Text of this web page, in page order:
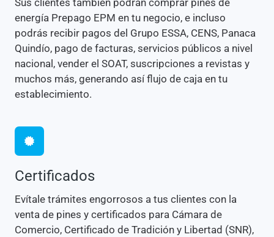
Sus clientes también podrán comprar pines de
energía Prepago EPM en tu negocio, e incluso
podrás recibir pagos del Grupo ESSA, CENS, Panaca
Quindío, pago de facturas, servicios públicos a nivel
nacional, vender el SOAT, suscripciones a revistas y
muchos más, generando así flujo de caja en tu
establecimiento.
Certificados
Evítale trámites engorrosos a tus clientes con la
venta de pines y certificados para Cámara de
Comercio, Certificado de Tradición y Libertad (SNR),